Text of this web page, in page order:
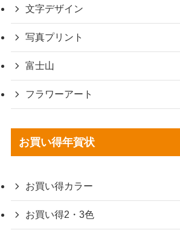
文字デザイン
写真プリント
富士山
フラワーアート
お買い得年賀状
お買い得カラー
お買い得2・3色